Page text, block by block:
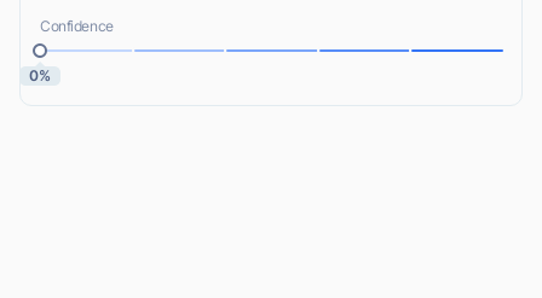
Confidence
0%